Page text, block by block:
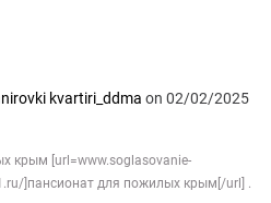
kvartiri_ddma on 02/02/2025
крым [url=www.soglasovanie-
]пансионат для пожилых крым[/url] .